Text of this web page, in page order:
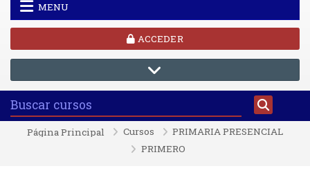
MENU
ACCEDER
Página Principal Cursos
PRIMARIA PRESENCIAL
PRIMERO